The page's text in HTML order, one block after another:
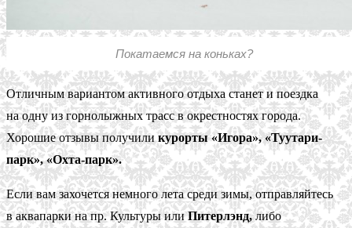
Покатаемся на коньках?
Отличным вариантом активного отдыха станет и поездка
на одну из горнолыжных трасс в окрестностях города.
Хорошие отзывы получили курорты «Игора», «Туутари-
парк», «Охта-парк».
Если вам захочется немного лета среди зимы, отправляйтесь
в аквапарки на пр. Культуры илиПитерлэнд,либо